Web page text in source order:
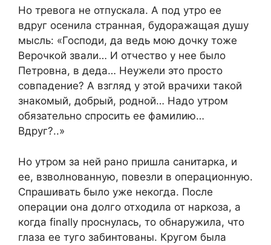
Но тревога не отпускала. А под утро ее
вдруг осенила странная, будоражащая душу
мысль: «Господи, да ведь мою дочку тоже
Верочкой звали… И отчество у нее было
Петровна, в деда… Неужели это просто
совпадение? А взгляд у этой врачихи такой
знакомый, добрый, родной… Надо утром
обязательно спросить ее фамилию…
Вдруг?..»
Но утром за ней рано пришла санитарка, и
ее, взволнованную, повезли в операционную.
Спрашивать было уже некогда. После
операции она долго отходила от наркоза, а
когда finally проснулась, то обнаружила, что
глаза ее туго забинтованы. Кругом была